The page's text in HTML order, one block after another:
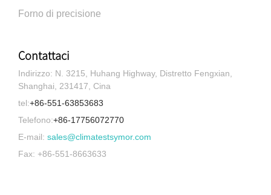
Forno di precisione
Contattaci
Indirizzo: N. 3215, Huhang Highway, Distretto Fengxian,
Shanghai, 231417, Cina
tel:+86-551-63853683
Telefono:+86-17756072770
E-mail: sales@climatestsymor.com
Fax: +86-551-8663633